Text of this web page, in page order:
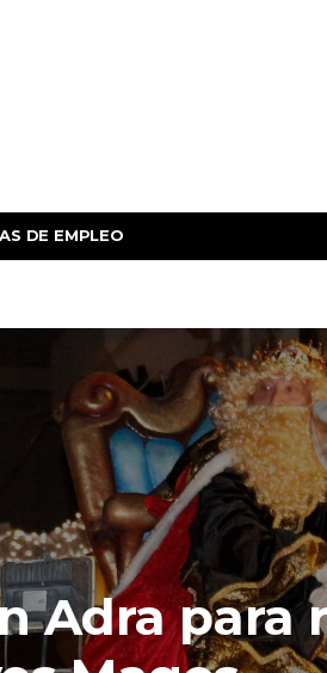
DE EMPLEO
Adra para